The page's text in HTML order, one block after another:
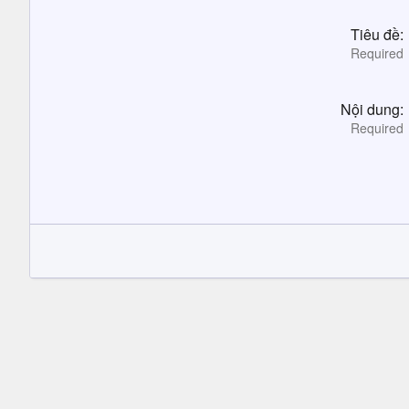
Tiêu đề
Required
Nội dung
Required